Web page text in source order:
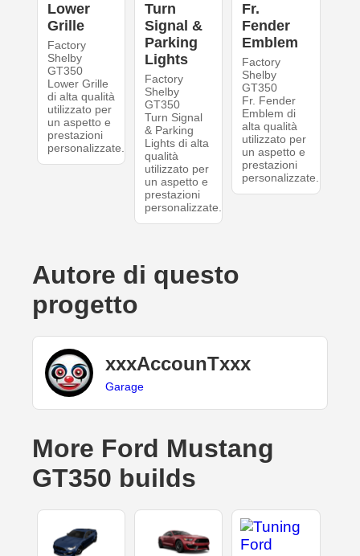
Lower
Grille
Factory
Shelby
GT350
Lower Grille
di alta qualità
utilizzato per
un aspetto e
prestazioni
personalizzate.
Turn
Signal &
Parking
Lights
Factory
Shelby
GT350
Turn Signal
& Parking
Lights di alta
qualità
utilizzato per
un aspetto e
prestazioni
personalizzate.
Fr.
Fender
Emblem
Factory
Shelby
GT350
Fr. Fender
Emblem di
alta qualità
utilizzato per
un aspetto e
prestazioni
personalizzate.
Autore di questo
progetto
xxxAccounTxxx
Garage
More Ford Mustang
GT350 builds